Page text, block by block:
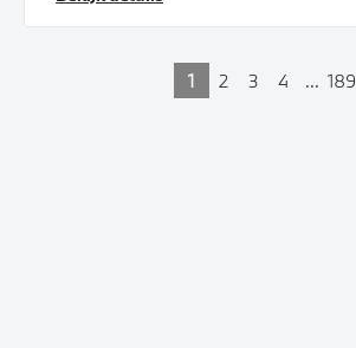
1 2 3 4 ... 189